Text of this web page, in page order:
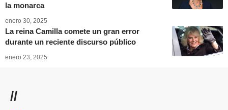
la monarca
enero 30, 2025
La reina Camilla comete un gran error
durante un reciente discurso público
enero 23, 2025
//